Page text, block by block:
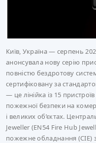
Київ, Україна — серпень
анонсувала нову серію
повністю бездротову
сертифіковану за
— це лінійка із 15
пожежної безпеки на
і великих об’єктах.
Jeweller (EN54 Fire Hub
пожежне обладнання (CIE)